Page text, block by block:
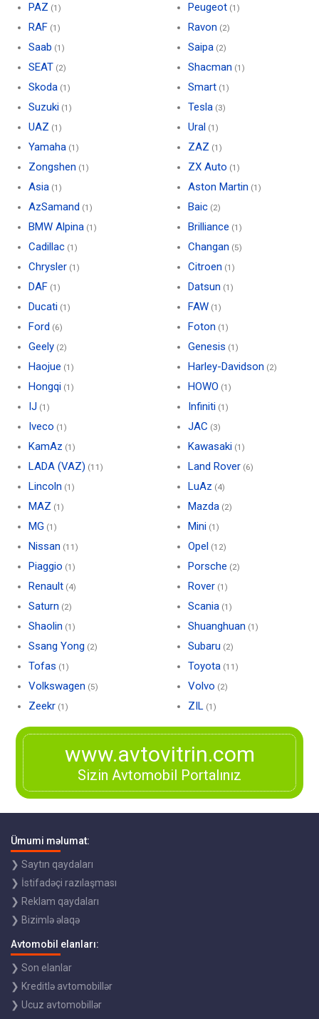
PAZ (1)
RAF (1)
Saab (1)
SEAT (2)
Skoda (1)
Suzuki (1)
UAZ (1)
Yamaha (1)
Zongshen (1)
Peugeot (1)
Ravon (2)
Saipa (2)
Shacman (1)
Smart (1)
Tesla (3)
Ural (1)
ZAZ (1)
ZX Auto (1)
Asia (1)
AzSamand (1)
BMW Alpina (1)
Cadillac (1)
Chrysler (1)
DAF (1)
Ducati (1)
Ford (6)
Geely (2)
Haojue (1)
Hongqi (1)
IJ (1)
Iveco (1)
KamAz (1)
LADA (VAZ) (11)
Lincoln (1)
MAZ (1)
MG (1)
Nissan (11)
Piaggio (1)
Renault (4)
Saturn (2)
Shaolin (1)
Ssang Yong (2)
Tofas (1)
Volkswagen (5)
Zeekr (1)
Aston Martin (1)
Baic (2)
Brilliance (1)
Changan (5)
Citroen (1)
Datsun (1)
FAW (1)
Foton (1)
Genesis (1)
Harley-Davidson (2)
HOWO (1)
Infiniti (1)
JAC (3)
Kawasaki (1)
Land Rover (6)
LuAz (4)
Mazda (2)
Mini (1)
Opel (12)
Porsche (2)
Rover (1)
Scania (1)
Shuanghuan (1)
Subaru (2)
Toyota (11)
Volvo (2)
ZIL (1)
www.avtovitrin.com
Sizin Avtomobil Portalınız
Ümumi məlumat:
❯ Saytın qaydaları
❯ İstifadəçi razılaşması
❯ Reklam qaydaları
❯ Bizimlə əlaqə
Avtomobil elanları:
❯ Son elanlar
❯ Kreditlə avtomobillər
❯ Ucuz avtomobillər